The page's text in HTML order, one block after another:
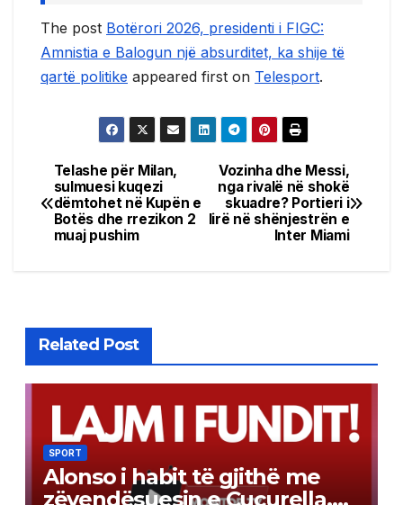
The post Botërori 2026, presidenti i FIGC:
Amnistia e Balogun një absurditet, ka shije të
qartë politike appeared first on Telesport.
Post
navigation
Vozinha dhe Messi,
nga rivalë në shokë
skuadre? Portieri i
lirë në shënjestrën e
Inter Miami
Telashe për Milan,
sulmuesi kuqezi
dëmtohet në Kupën e
Botës dhe rrezikon 2
muaj pushim
Related Post
SPORT
Alonso i habit të gjithë me
zëvendësuesin e Cucurella.